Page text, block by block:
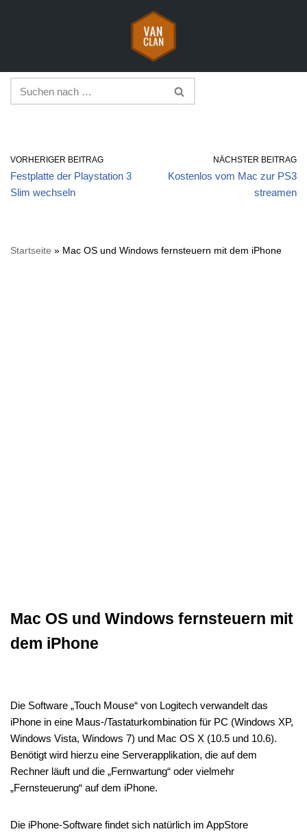
springen
VORHERIGER BEITRAG
Festplatte der Playstation 3
Slim wechseln
NÄCHSTER BEITRAG
Kostenlos vom Mac zur PS3
streamen
Startseite » Mac OS und Windows fernsteuern mit dem iPhone
Mac OS und Windows fernsteuern mit
dem iPhone
Die Software „Touch Mouse“ von Logitech verwandelt das
iPhone in eine Maus-/Tastaturkombination für PC (Windows XP,
Windows Vista, Windows 7) und Mac OS X (10.5 und 10.6).
Benötigt wird hierzu eine Serverapplikation, die auf dem
Rechner läuft und die „Fernwartung“ oder vielmehr
„Fernsteuerung“ auf dem iPhone.
Die iPhone-Software findet sich natürlich im AppStore